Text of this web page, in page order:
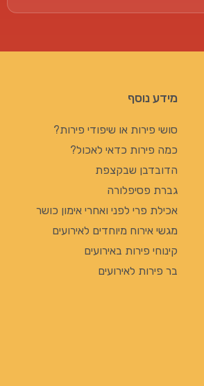
מידע נוסף
סושי פירות או שיפודי פירות?
כמה פירות כדאי לאכול?
הדובדבן שבקצפת
גברת פסיפלורה
אכילת פרי לפני ואחרי אימון כושר
מגשי אירוח מיוחדים לאירועים
קינוחי פירות באירועים
בר פירות לאירועים